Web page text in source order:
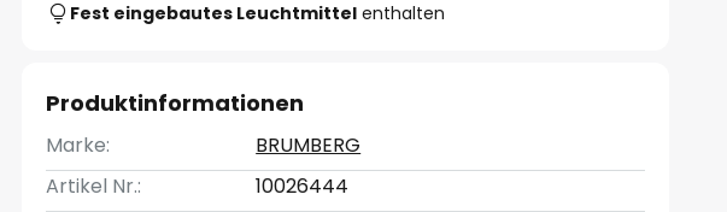
Fest eingebautes Leuchtmittel enthalten
Produktinformationen
Marke:
BRUMBERG
Artikel Nr.:
10026444